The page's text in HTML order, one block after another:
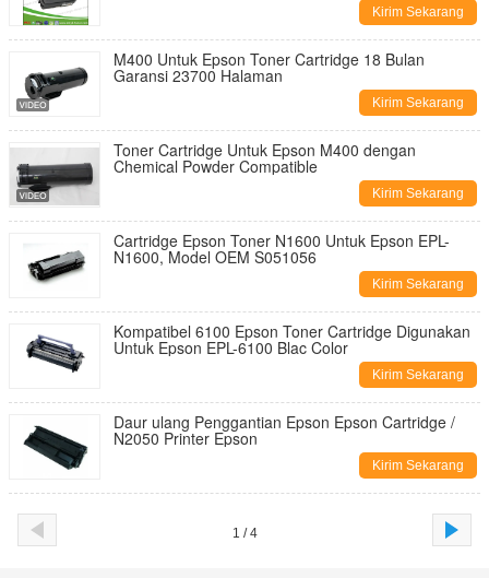
Kirim Sekarang
M400 Untuk Epson Toner Cartridge 18 Bulan
Garansi 23700 Halaman
Kirim Sekarang
Toner Cartridge Untuk Epson M400 dengan
Chemical Powder Compatible
Kirim Sekarang
Cartridge Epson Toner N1600 Untuk Epson EPL-
N1600, Model OEM S051056
Kirim Sekarang
Kompatibel 6100 Epson Toner Cartridge Digunakan
Untuk Epson EPL-6100 Blac Color
Kirim Sekarang
Daur ulang Penggantian Epson Epson Cartridge /
N2050 Printer Epson
Kirim Sekarang
1 / 4